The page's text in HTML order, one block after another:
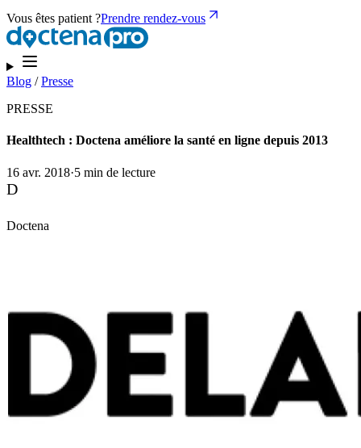
Vous êtes patient ?Prendre rendez-vous
Blog /Presse
PRESSE
Healthtech : Doctena améliore la santé en ligne depuis 2013
16 avr. 2018·5 min de lecture
D
Doctena